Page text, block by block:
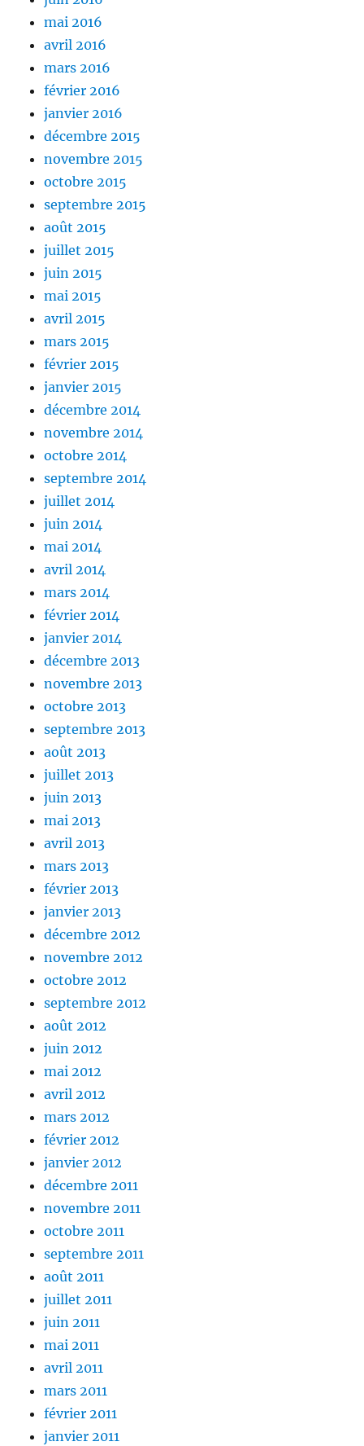
mai 2016
avril 2016
mars 2016
février 2016
janvier 2016
décembre 2015
novembre 2015
octobre 2015
septembre 2015
août 2015
juillet 2015
juin 2015
mai 2015
avril 2015
mars 2015
février 2015
janvier 2015
décembre 2014
novembre 2014
octobre 2014
septembre 2014
juillet 2014
juin 2014
mai 2014
avril 2014
mars 2014
février 2014
janvier 2014
décembre 2013
novembre 2013
octobre 2013
septembre 2013
août 2013
juillet 2013
juin 2013
mai 2013
avril 2013
mars 2013
février 2013
janvier 2013
décembre 2012
novembre 2012
octobre 2012
septembre 2012
août 2012
juin 2012
mai 2012
avril 2012
mars 2012
février 2012
janvier 2012
décembre 2011
novembre 2011
octobre 2011
septembre 2011
août 2011
juillet 2011
juin 2011
mai 2011
avril 2011
mars 2011
février 2011
janvier 2011